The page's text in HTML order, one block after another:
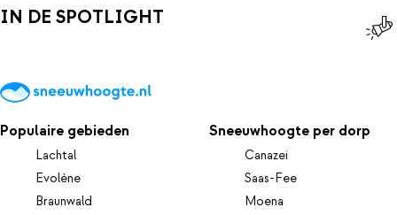
IN DE SPOTLIGHT
Populaire gebieden
Lachtal
Evolène
Braunwald
Sneeuwhoogte per dorp
Canazei
Saas-Fee
Moena